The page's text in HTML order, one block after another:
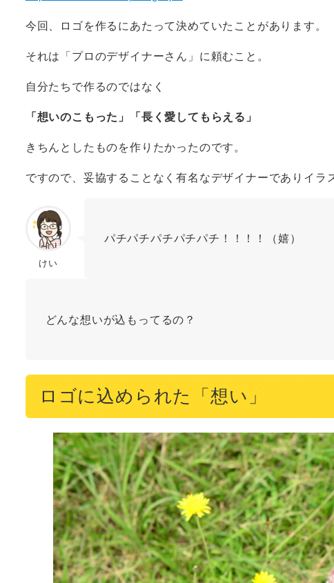
今回、ロゴを作るにあたって決めていたことがあります。
それは「プロのデザイナーさん」に頼むこと。
自分たちで作るのではなく
「想いのこもった」「長く愛してもらえる」
きちんとしたものを作りたかったのです。
ですので、妥協することなく有名なデザイナーでありイ
けい
パチパチパチパチパチ！！！！（嬉）
どんな想いが込もってるの？
ロゴに込められた「想い」